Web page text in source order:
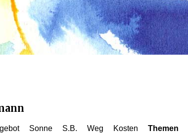
Sonne S.B. Weg Kosten Themen